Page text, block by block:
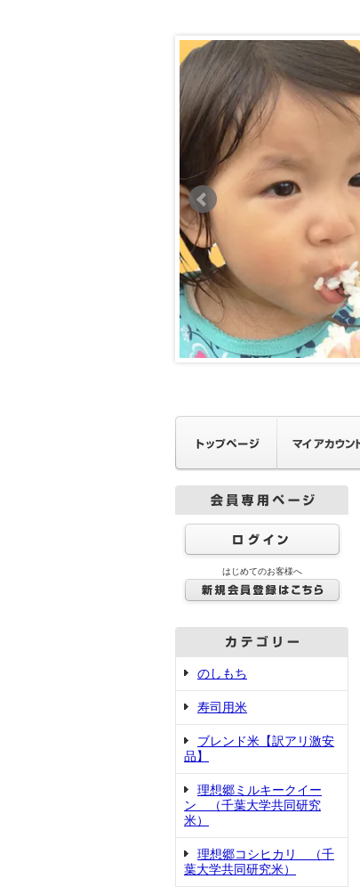
はじめてのお客様へ
のしもち
寿司用米
ブレンド米【訳アリ激安
品】
理想郷ミルキークイー
ン （千葉大学共同研究
米）
理想郷コシヒカリ （千
葉大学共同研究米）